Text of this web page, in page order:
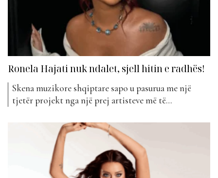
Ronela Hajati nuk ndalet, sjell hitin e radhës!
Skena muzikore shqiptare sapo u pasurua me një
tjetër projekt nga një prej artisteve më të
Kënga e saj më e re, “Ani ani djalë”, vjen si një
kombinim i freskët i baladës, ritmikes dhe pak rep.
“Ani ani djalë” sjell një atmosferë...